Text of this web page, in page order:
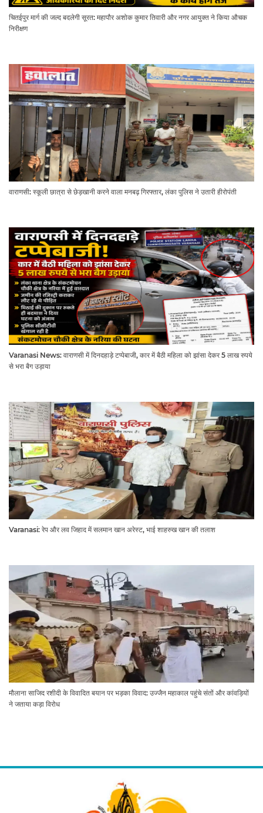
चितईपुर मार्ग की जल्द बदलेगी सूरत: महापौर अशोक कुमार तिवारी और नगर आयुक्त ने किया औचक
निरीक्षण
वाराणसी: स्कूली छात्रा से छेड़खानी करने वाला मनबढ़ गिरफ्तार, लंका पुलिस ने उतारी हीरोपंती
Varanasi News: वाराणसी में दिनदहाड़े टप्पेबाजी, कार में बैठी महिला को झांसा देकर 5 लाख रुपये
से भरा बैग उड़ाया
Varanasi: रेप और लव जिहाद में सलमान खान अरेस्ट, भाई शाहरुख खान की तलाश
मौलाना साजिद रशीदी के विवादित बयान पर भड़का विवाद: उज्जैन महाकाल पहुंचे संतों और कांवड़ियों
ने जताया कड़ा विरोध